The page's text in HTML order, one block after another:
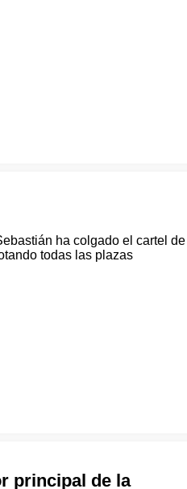
ha colgado el cartel de
todas las plazas
principal de la